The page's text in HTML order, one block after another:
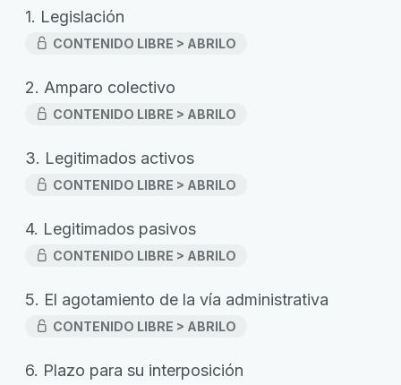
1. Legislación
CONTENIDO LIBRE > ABRILO
2. Amparo colectivo
CONTENIDO LIBRE > ABRILO
3. Legitimados activos
CONTENIDO LIBRE > ABRILO
4. Legitimados pasivos
CONTENIDO LIBRE > ABRILO
5. El agotamiento de la vía administrativa
CONTENIDO LIBRE > ABRILO
6. Plazo para su interposición